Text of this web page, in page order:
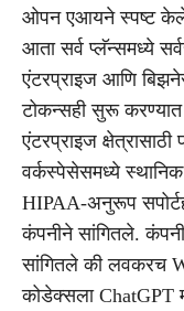
ओपन एआयने स्पष्ट केले
आता सर्व प्लॅन्समध्ये
एंटरप्राइज आणि
टोकन्सही सुरू
एंटरप्राइज
वर्कस्पेसेसमध्ये स्थानिक
HIPAA-अनुरूप
कंपनीने सांगितले.
सांगितले की लवकरच
कोडेक्सला ChatGPT